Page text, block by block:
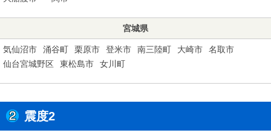
宮城県
気仙沼市 涌谷町 栗原市 登米市 南三陸町 大崎市
名取市
仙台宮城野区
東松島市 女川町
震度2